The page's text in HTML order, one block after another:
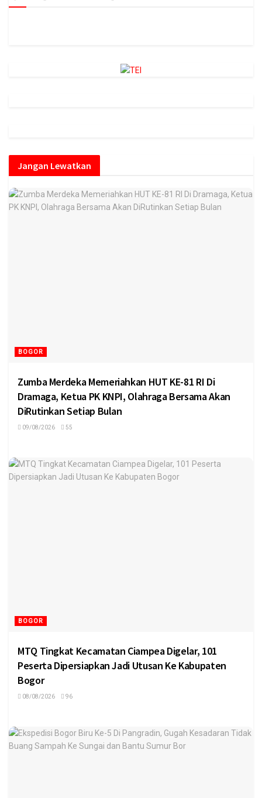
Jangan Lewatkan
BOGOR
Zumba Merdeka Memeriahkan HUT KE-81 RI Di
Dramaga, Ketua PK KNPI, Olahraga Bersama Akan
DiRutinkan Setiap Bulan
09/08/2026 55
BOGOR
MTQ Tingkat Kecamatan Ciampea Digelar, 101
Peserta Dipersiapkan Jadi Utusan Ke Kabupaten
Bogor
08/08/2026 96